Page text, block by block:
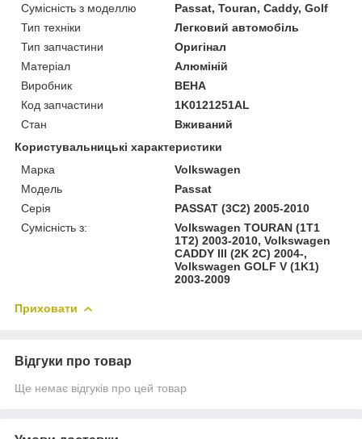
Сумісність з моделлю
Passat, Touran, Caddy, Golf
Тип техніки
Легковий автомобіль
Тип запчастини
Оригінал
Матеріал
Алюміній
Виробник
BEHA
Код запчастини
1K0121251AL
Стан
Вживаний
Користувальницькі характеристики
Марка
Volkswagen
Модель
Passat
Серія
PASSAT (3C2) 2005-2010
Сумісність з:
Volkswagen TOURAN (1T1
1T2) 2003-2010, Volkswagen
CADDY III (2K 2C) 2004-,
Volkswagen GOLF V (1K1)
2003-2009
Приховати
Відгуки про товар
Ще немає відгуків про цей товар